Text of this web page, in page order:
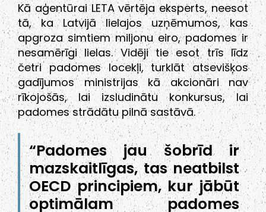
Kā aģentūrai LETA vērtēja eksperts, neesot
tā, ka Latvijā lielajos uzņēmumos, kas
apgroza simtiem miljonu eiro, padomes ir
nesamērīgi lielas. Vidēji tie esot trīs līdz
četri padomes locekļi, turklāt atsevišķos
gadījumos ministrijas kā akcionāri nav
rīkojošās, lai izsludinātu konkursus, lai
padomes strādātu pilnā sastāvā.
“Padomes jau šobrīd ir
mazskaitlīgas, tas neatbilst
OECD principiem, kur jābūt
optimālam padomes